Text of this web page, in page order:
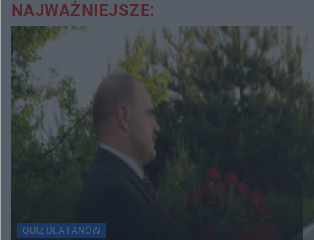
NAJWAŻNIEJSZE:
QUIZ DLA FANÓW